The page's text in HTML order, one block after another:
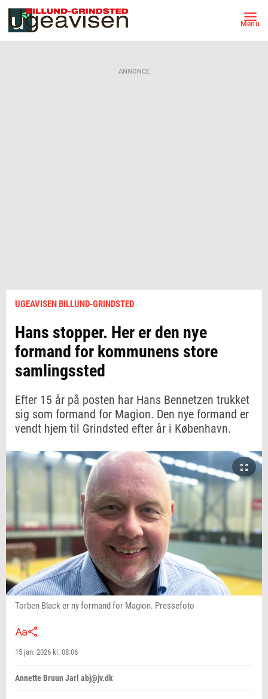
Menu
ANNONCE
UGEAVISEN BILLUND-GRINDSTED
Hans stopper. Her er den nye
formand for kommunens store
samlingssted
Efter 15 år på posten har Hans Bennetzen trukket
sig som formand for Magion. Den nye formand er
vendt hjem til Grindsted efter år i København.
Torben Black er ny formand for Magion. Pressefoto
15 jan. 2026 kl. 08:06
Annette Bruun Jarl abj@jv.dk